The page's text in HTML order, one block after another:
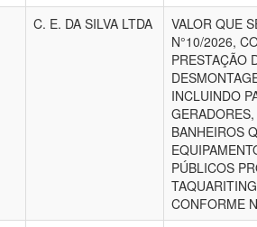
C. E. DA SILVA LTDA
VALOR QUE
N°10/2026,
PRESTAÇÃO
INCLUINDO
BANHEIROS
PÚBLICOS
CONFORME